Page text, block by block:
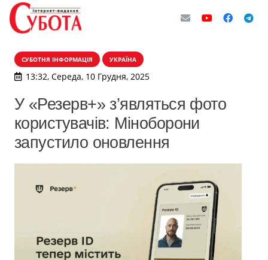
СУБОТНЯ ІНФОРМАЦІЯ УКРАЇНА
13:32, Середа, 10 Грудня, 2025
У «Резерв+» з’являться фото
користувачів: Міноборони
запустило оновлення